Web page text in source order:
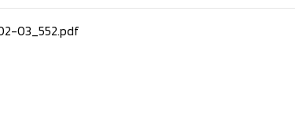
03_552.pdf